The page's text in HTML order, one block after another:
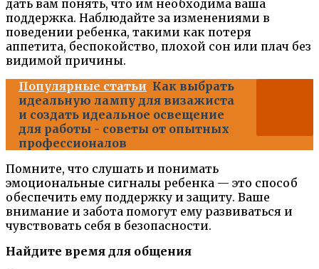
дать вам понять, что им необходима ваша
поддержка. Наблюдайте за изменениями в
поведении ребенка, такими как потеря
аппетита, беспокойство, плохой сон или плач без
видимой причины.
Популярные статьи Как выбрать
идеальную лампу для визажиста
и создать идеальное освещение
для работы - советы от опытных
профессионалов
Помните, что слушать и понимать
эмоциональные сигналы ребенка — это способ
обеспечить ему поддержку и защиту. Ваше
внимание и забота помогут ему развиваться и
чувствовать себя в безопасности.
Найдите время для общения